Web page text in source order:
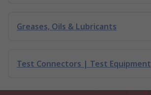
Greases, Oils & Lubricants
Test Connectors | Test Equipment